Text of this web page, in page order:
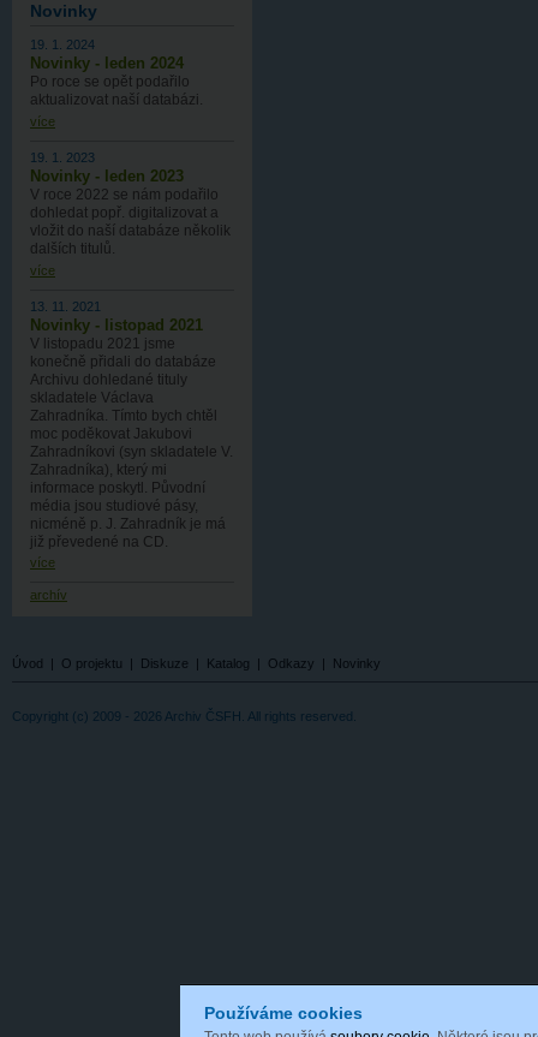
Novinky
19. 1. 2024
Novinky - leden 2024
Po roce se opět podařilo
aktualizovat naší databázi.
více
19. 1. 2023
Novinky - leden 2023
V roce 2022 se nám podařilo
dohledat popř. digitalizovat a
vložit do naší databáze několik
dalších titulů.
více
13. 11. 2021
Novinky - listopad 2021
V listopadu 2021 jsme
konečně přidali do databáze
Archivu dohledané tituly
skladatele Václava
Zahradníka. Tímto bych chtěl
moc poděkovat Jakubovi
Zahradníkovi (syn skladatele V.
Zahradníka), který mi
informace poskytl. Původní
média jsou studiové pásy,
nicméně p. J. Zahradník je má
již převedené na CD.
více
archív
Úvod O projektu Diskuze Katalog Odkazy Novinky
Copyright (c) 2009 - 2026 Archiv ČSFH. All rights reserved.
Používáme cookies